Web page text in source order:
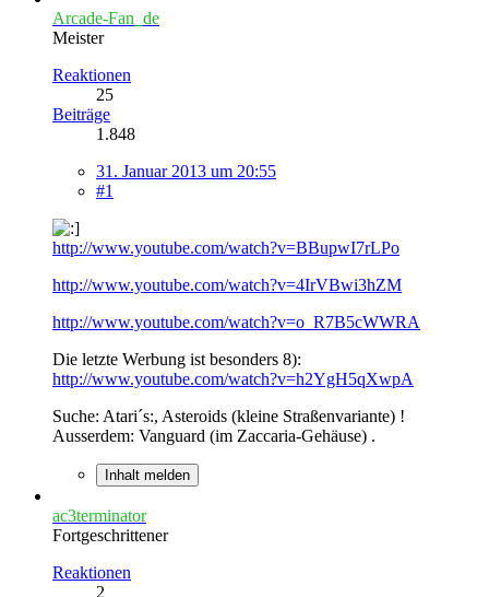
Arcade-Fan_de
Meister
Reaktionen
25
Beiträge
1.848
31. Januar 2013 um 20:55
#1
http://www.youtube.com/watch?v=BBupwI7rLPo
http://www.youtube.com/watch?v=4IrVBwi3hZM
http://www.youtube.com/watch?v=o_R7B5cWWRA
Die letzte Werbung ist besonders 8):
http://www.youtube.com/watch?v=h2YgH5qXwpA
Suche: Atari´s:, Asteroids (kleine Straßenvariante) !
Ausserdem: Vanguard (im Zaccaria-Gehäuse) .
Inhalt melden
ac3terminator
Fortgeschrittener
Reaktionen
2